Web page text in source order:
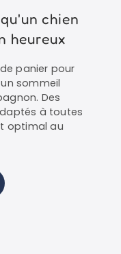
chien
heureux
panier pour
sommeil
Des
à toutes
optimal au